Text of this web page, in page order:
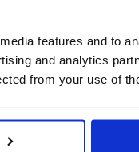
features and to
and analytics
from your use of
e tagliali a pezzetti,
il prezzemolo e frulla
che avevi tenuto da
polpa a dadini, frullala in